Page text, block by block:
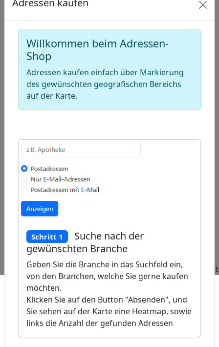
Beliebte
Abfragen:
Pferdezüchter
Edvberater
Willkommen beim Adressen-
Shop
Adressen kaufen einfach über Markierung
des gewünschten geografischen Bereichs
auf der Karte.
Schritt 1
Suche nach der
gewünschten Branche
Geben Sie die Branche in das Suchfeld ein,
von den Branchen, welche Sie gerne kaufen
möchten.
Klicken Sie auf den Button "Absenden", und
Sie sehen auf der Karte eine Heatmap, sowie
links die Anzahl der gefunden Adressen